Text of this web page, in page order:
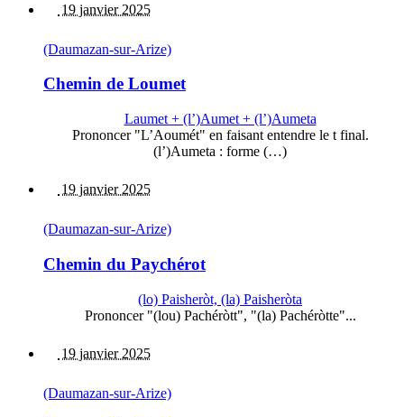
19 janvier 2025
(Daumazan-sur-Arize)
Chemin de Loumet
Laumet + (l’)Aumet + (l’)Aumeta
Prononcer "L’Aoumét" en faisant entendre le t final.
(l’)Aumeta : forme (…)
19 janvier 2025
(Daumazan-sur-Arize)
Chemin du Paychérot
(lo) Paisheròt, (la) Paisheròta
Prononcer "(lou) Pachéròtt", "(la) Pachéròtte"...
19 janvier 2025
(Daumazan-sur-Arize)